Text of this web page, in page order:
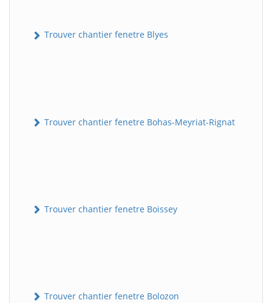
Trouver chantier fenetre Blyes
Trouver chantier fenetre Bohas-Meyriat-Rignat
Trouver chantier fenetre Boissey
Trouver chantier fenetre Bolozon